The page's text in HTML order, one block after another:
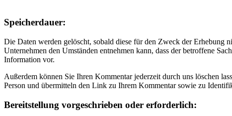
Speicherdauer:
Die Daten werden gelöscht, sobald diese für den Zweck der Erhebung
Unternehmen den Umständen entnehmen kann, dass der betroffene
Information vor.
Außerdem können Sie Ihren Kommentar jederzeit durch uns löschen
Person und übermitteln den Link zu Ihrem Kommentar sowie zu
Bereitstellung vorgeschrieben oder erforderlich: